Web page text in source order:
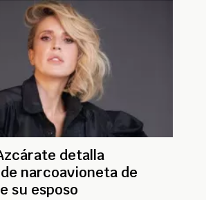
detalla
narcoavioneta de
su esposo